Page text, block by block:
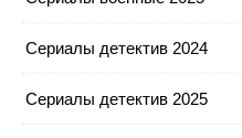
Сериалы детектив 2024
Сериалы детектив 2025